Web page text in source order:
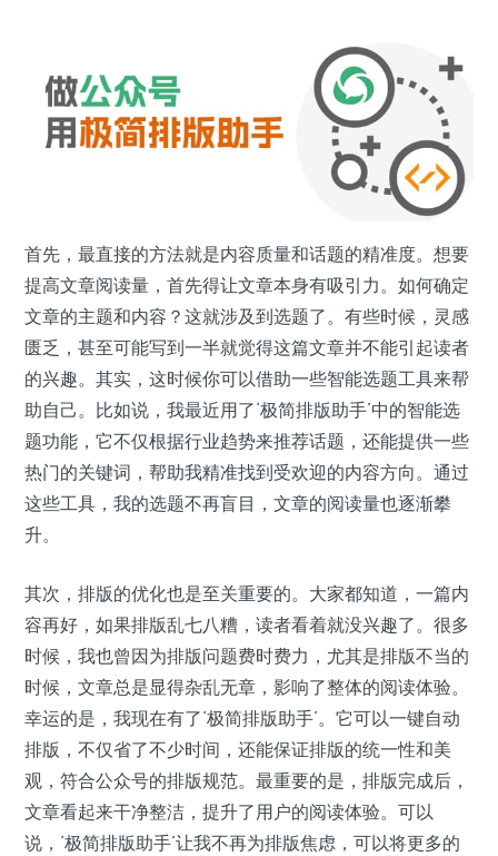
首先，最直接的方法就是内容质量和话题的精准度。想要
提高文章阅读量，首先得让文章本身有吸引力。如何确定
文章的主题和内容？这就涉及到选题了。有些时候，灵感
匮乏，甚至可能写到一半就觉得这篇文章并不能引起读者
的兴趣。其实，这时候你可以借助一些智能选题工具来帮
助自己。比如说，我最近用了‘极简排版助手’中的智能选
题功能，它不仅根据行业趋势来推荐话题，还能提供一些
热门的关键词，帮助我精准找到受欢迎的内容方向。通过
这些工具，我的选题不再盲目，文章的阅读量也逐渐攀
升。
其次，排版的优化也是至关重要的。大家都知道，一篇内
容再好，如果排版乱七八糟，读者看着就没兴趣了。很多
时候，我也曾因为排版问题费时费力，尤其是排版不当的
时候，文章总是显得杂乱无章，影响了整体的阅读体验。
幸运的是，我现在有了‘极简排版助手’。它可以一键自动
排版，不仅省了不少时间，还能保证排版的统一性和美
观，符合公众号的排版规范。最重要的是，排版完成后，
文章看起来干净整洁，提升了用户的阅读体验。可以
说，‘极简排版助手’让我不再为排版焦虑，可以将更多的